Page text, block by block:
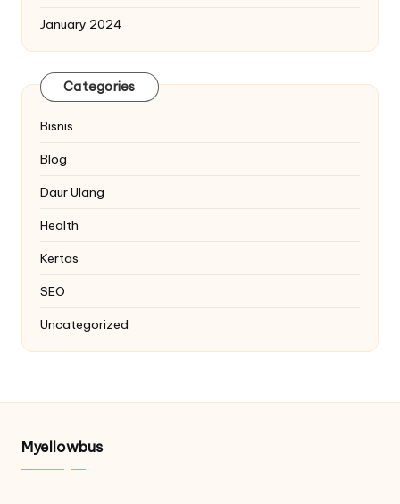
January 2024
Categories
Bisnis
Blog
Daur Ulang
Health
Kertas
SEO
Uncategorized
Myellowbus